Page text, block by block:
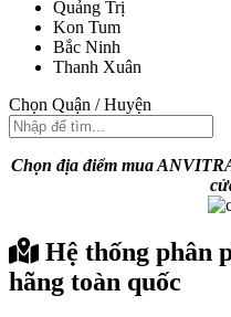
Quảng Trị
Kon Tum
Bắc Ninh
Thanh Xuân
Chọn Quận / Huyện
Chọn địa điểm mua
Hệ thống phân
hãng toàn quốc